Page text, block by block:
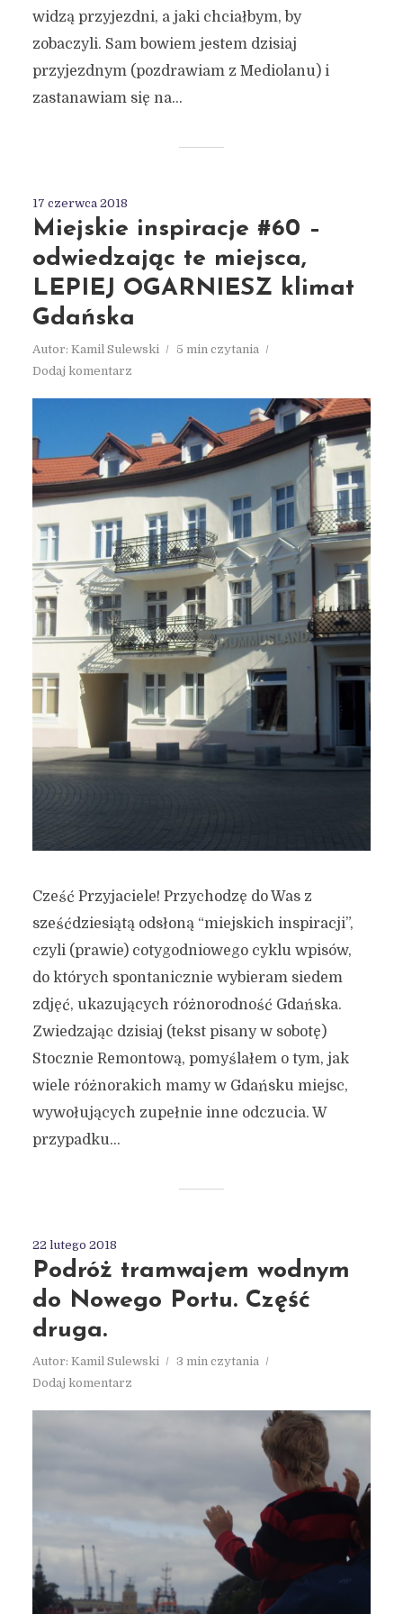
widzą przyjezdni, a jaki chciałbym, by
zobaczyli. Sam bowiem jestem dzisiaj
przyjezdnym (pozdrawiam z Mediolanu) i
zastanawiam się na...
17 czerwca 2018
Miejskie inspiracje #60 –
odwiedzając te miejsca,
LEPIEJ OGARNIESZ klimat
Gdańska
Autor: Kamil Sulewski
5 min czytania
Dodaj komentarz
Cześć Przyjaciele! Przychodzę do Was z
sześćdziesiątą odsłoną “miejskich inspiracji”,
czyli (prawie) cotygodniowego cyklu wpisów,
do których spontanicznie wybieram siedem
zdjęć, ukazujących różnorodność Gdańska.
Zwiedzając dzisiaj (tekst pisany w sobotę)
Stocznie Remontową, pomyślałem o tym, jak
wiele różnorakich mamy w Gdańsku miejsc,
wywołujących zupełnie inne odczucia. W
przypadku...
22 lutego 2018
Podróż tramwajem wodnym
do Nowego Portu. Część
druga.
Autor: Kamil Sulewski
3 min czytania
Dodaj komentarz